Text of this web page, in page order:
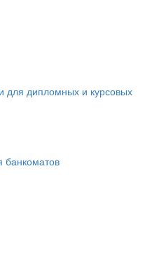
для дипломных и курсовых
банкоматов